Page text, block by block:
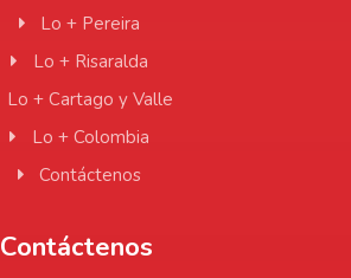
Lo + Pereira
Lo + Risaralda
Lo + Cartago y Valle
Lo + Colombia
Contáctenos
Contáctenos